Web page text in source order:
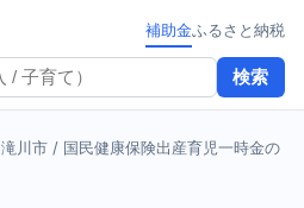
検索
補助金ふるさと納税
滝川市 / 国民健康保険出産育児一時金の